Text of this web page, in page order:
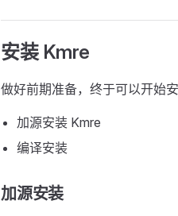
安装 Kmre
做好前期准备，终于可以开始
加源安装 Kmre
编译安装
加源安装